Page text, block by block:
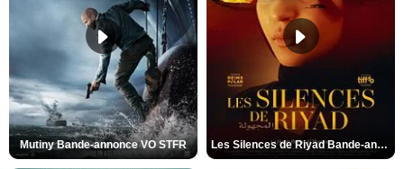
Mutiny Bande-annonce VO STFR Les Silences de Riyad Bande-annonce VO STFR